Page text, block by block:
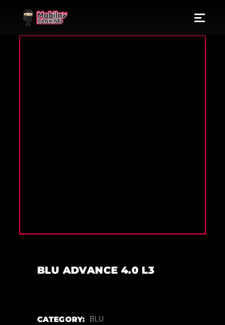
BLU ADVANCE 4.0 L3
CATEGORY: BLU